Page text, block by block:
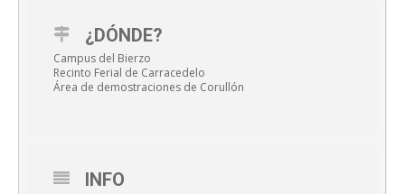
¿DÓNDE?
Campus del Bierzo
Recinto Ferial de Carracedelo
Área de demostraciones de Corullón
INFO